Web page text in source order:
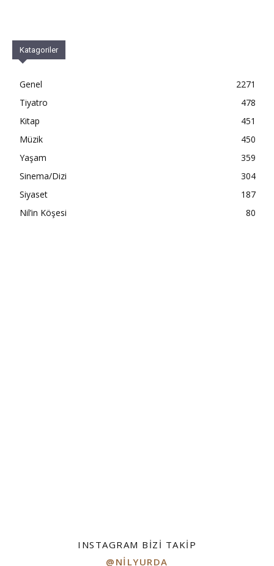
Katagoriler
Genel
2271
Tiyatro
478
Kitap
451
Müzik
450
Yaşam
359
Sinema/Dizi
304
Siyaset
187
Nil’in Köşesi
80
INSTAGRAM BIZI TAKIP
@NILYURDA